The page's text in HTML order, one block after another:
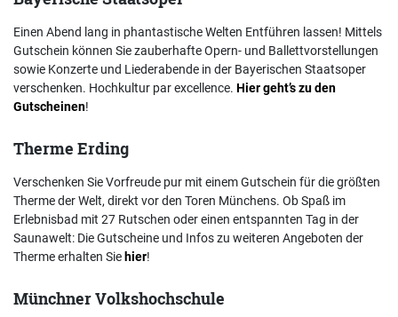
Einen Abend lang in phantastische Welten Entführen lassen! Mittels
Gutschein können Sie zauberhafte Opern- und Ballettvorstellungen
sowie Konzerte und Liederabende in der Bayerischen Staatsoper
verschenken. Hochkultur par excellence. Hier geht’s zu den
Gutscheinen!
Therme Erding
Verschenken Sie Vorfreude pur mit einem Gutschein für die größten
Therme der Welt, direkt vor den Toren Münchens. Ob Spaß im
Erlebnisbad mit 27 Rutschen oder einen entspannten Tag in der
Saunawelt: Die Gutscheine und Infos zu weiteren Angeboten der
Therme erhalten Sie hier!
Münchner Volkshochschule